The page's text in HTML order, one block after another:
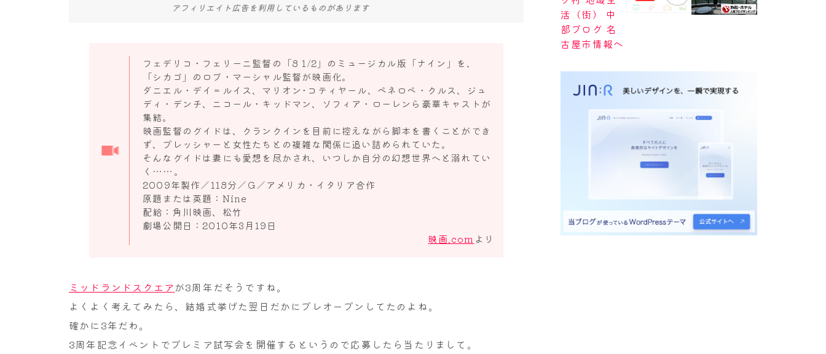
アフィリエイト広告を利用しているものがあります
フェデリコ・フェリーニ監督の「8 1/2」のミュージカル版「ナイン」を、
「シカゴ」のロブ・マーシャル監督が映画化。
ダニエル・デイ＝ルイス、マリオン･コティヤール、ペネロペ・クルス、ジュ
ディ・デンチ、ニコール・キッドマン、ソフィア・ローレンら豪華キャストが
集結。
映画監督のグイドは、クランクインを目前に控えながら脚本を書くことができ
ず、プレッシャーと女性たちとの複雑な関係に追い詰められていた。
そんなグイドは妻にも愛想を尽かされ、いつしか自分の幻想世界へと溺れてい
く……。
2009年製作／118分／G／アメリカ・イタリア合作
原題または英題：Nine
配給：角川映画、松竹
劇場公開日：2010年3月19日
映画.com より
ミッドランドスクエア が3周年だそうですね。
よくよく考えてみたら、結婚式挙げた翌日だかにプレオープンしてたのよね。
確かに3年だわ。
3周年記念イベントでプレミア試写会を開催するというので応募したら当たりまして。